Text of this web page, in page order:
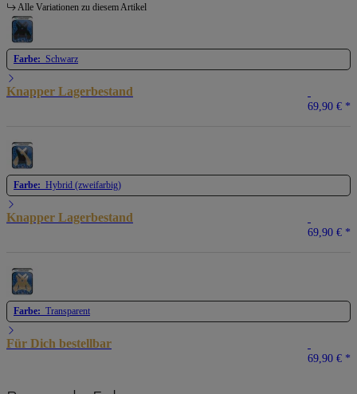
Alle Variationen zu diesem Artikel
Farbe: Schwarz
Knapper Lagerbestand
69,90 € *
Farbe: Hybrid (zweifarbig)
Knapper Lagerbestand
69,90 € *
Farbe: Transparent
Für Dich bestellbar
69,90 € *